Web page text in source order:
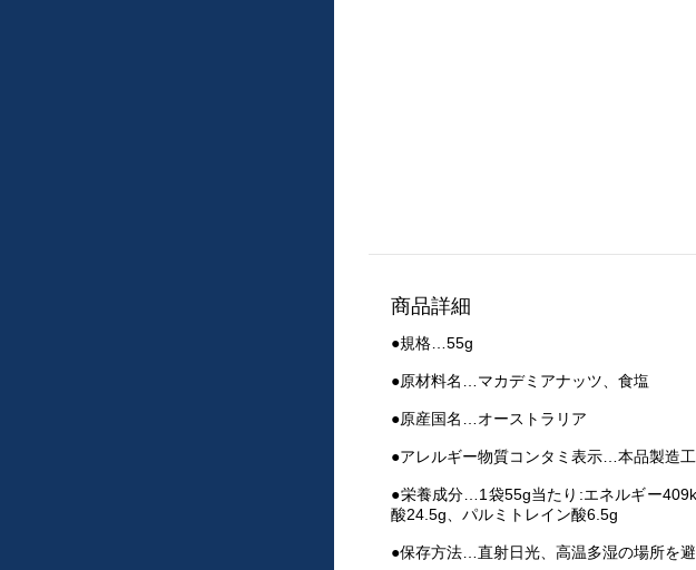
商品詳細
●規格…55g
●原材料名…マカデミアナッツ、食塩
●原産国名…オーストラリア
●アレルギー物質コンタミ表示…本品製造
●栄養成分…1袋55g当たり:エネルギー
酸24.5g、パルミトレイン酸6.5g
●保存方法…直射日光、高温多湿の場所を避